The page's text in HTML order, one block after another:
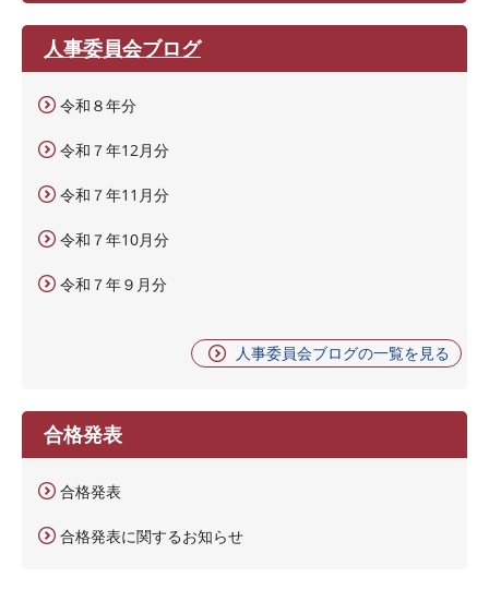
人事委員会ブログ
令和８年分
令和７年12月分
令和７年11月分
令和７年10月分
令和７年９月分
人事委員会ブログの一覧を見る
合格発表
合格発表
合格発表に関するお知らせ